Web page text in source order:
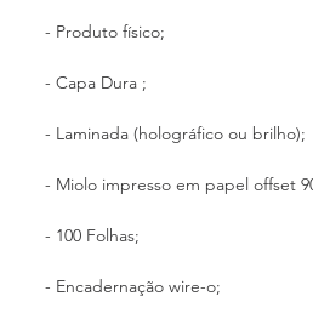
- Produto físico;
- Capa Dura ;
- Laminada (holográfico ou brilho);
- Miolo impresso em papel offset
- 100 Folhas;
- Encadernação wire-o;